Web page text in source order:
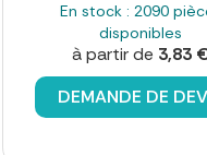
En stock : 2090
disponibles
à partir de 3,83
DEMANDE DE